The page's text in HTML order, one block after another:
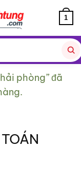
1
phòng” đã